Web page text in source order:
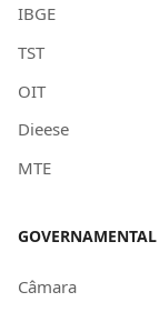
IBGE
TST
OIT
Dieese
MTE
GOVERNAMENTAL
Câmara